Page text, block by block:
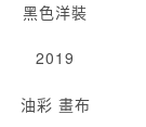
黑色洋裝
2019
油彩 畫布